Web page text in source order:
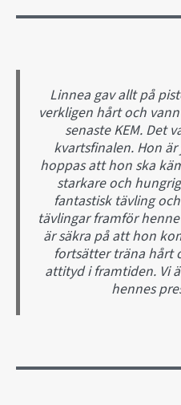
Linnea gav allt på
verkligen hårt och
senaste KEM. Det
kvartsfinalen. Hon
hoppas att hon ska
starkare och
fantastisk tävling
tävlingar framför
är säkra på att hon
fortsätter träna hårt
attityd i framtiden. Vi
hennes